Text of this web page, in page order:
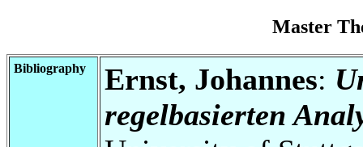
Master
Bibliography Ernst, Johannes:
regelbasierten